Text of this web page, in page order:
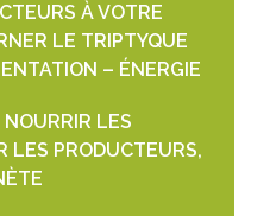
À VOTRE
LE TRIPTYQUE
– ÉNERGIE
LES
LES PRODUCTEURS,